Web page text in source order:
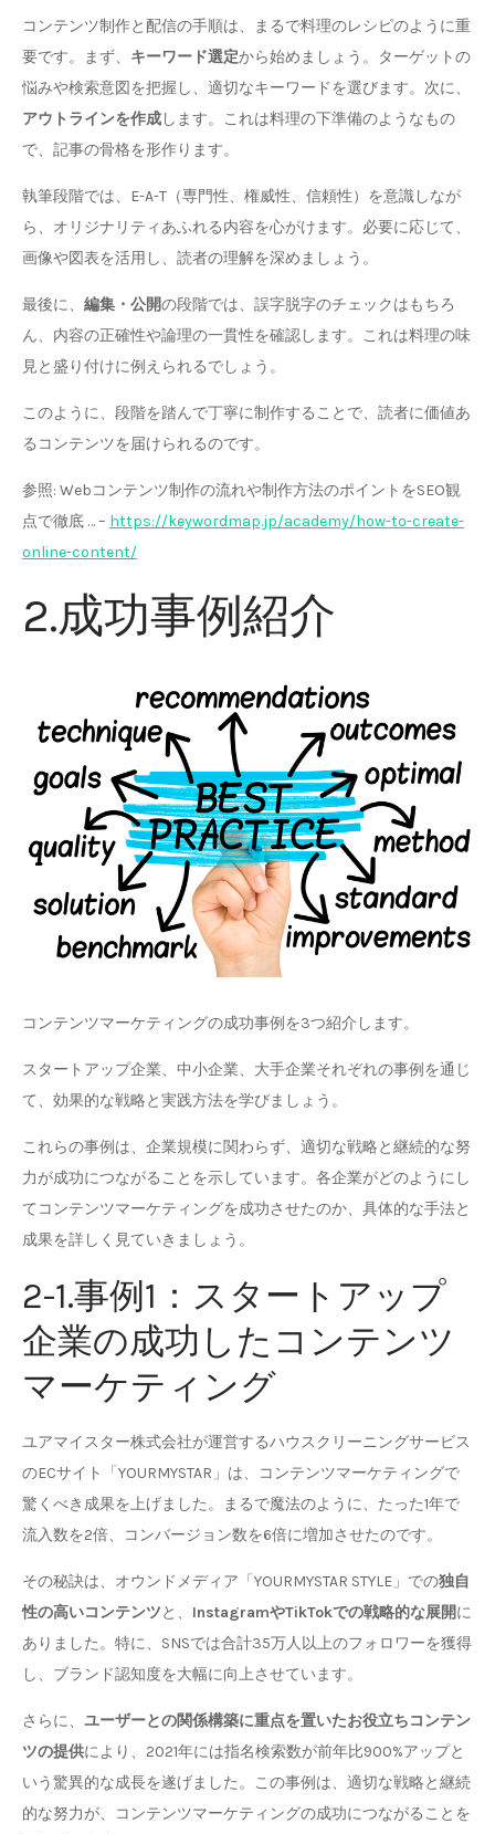
コンテンツ制作と配信の手順は、まるで料理のレシピのように重
要です。まず、 キーワード選定から始めましょう。ターゲットの
悩みや検索意図を把握し、適切なキーワードを選びます。次に、
アウトラインを作成します。これは料理の下準備のようなもの
で、記事の骨格を形作ります。
執筆段階では、E-A-T（専門性、権威性、信頼性）を意識しなが
ら、オリジナリティあふれる内容を心がけます。必要に応じて、
画像や図表を活用し、読者の理解を深めましょう。
最後に、 編集・公開の段階では、誤字脱字のチェックはもちろ
ん、内容の正確性や論理の一貫性を確認します。これは料理の味
見と盛り付けに例えられるでしょう。
このように、段階を踏んで丁寧に制作することで、読者に価値あ
るコンテンツを届けられるのです。
参照: Webコンテンツ制作の流れや制作方法のポイントをSEO観
点で徹底 … – https://keywordmap.jp/academy/how-to-create-
online-content/
2.成功事例紹介
コンテンツマーケティングの成功事例を3つ紹介します。
スタートアップ企業、中小企業、大手企業それぞれの事例を通じ
て、効果的な戦略と実践方法を学びましょう。
これらの事例は、企業規模に関わらず、適切な戦略と継続的な努
力が成功につながることを示しています。各企業がどのようにし
てコンテンツマーケティングを成功させたのか、具体的な手法と
成果を詳しく見ていきましょう。
2-1.事例1：スタートアップ
企業の成功したコンテンツ
マーケティング
ユアマイスター株式会社が運営するハウスクリーニングサービス
のECサイト「YOURMYSTAR」は、コンテンツマーケティングで
驚くべき成果を上げました。まるで魔法のように、たった1年で
流入数を2倍、コンバージョン数を6倍に増加させたのです。
その秘訣は、オウンドメディア「YOURMYSTAR STYLE」での独自
性の高いコンテンツと、 InstagramやTikTokでの戦略的な展開に
ありました。特に、SNSでは合計35万人以上のフォロワーを獲得
し、ブランド認知度を大幅に向上させています。
さらに、 ユーザーとの関係構築に重点を置いたお役立ちコンテン
ツの提供により、2021年には指名検索数が前年比900%アップと
いう驚異的な成長を遂げました。この事例は、適切な戦略と継続
的な努力が、コンテンツマーケティングの成功につながることを